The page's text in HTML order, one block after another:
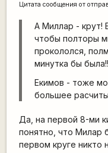
Цитата сообщения от
А Миллар - крут!
чтобы полторы
прокололся,
минутка бы
Екимов - тоже
большее
Да, на первой 8-ми
понятно, что Милар
первом круге никто